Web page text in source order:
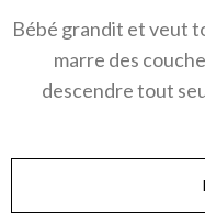
Bébé grandit et veut
marre des
descendre tout